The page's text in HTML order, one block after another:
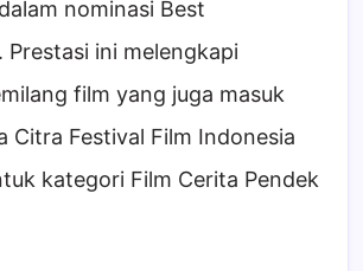
nominasi Best
Prestasi ini melengkapi
film yang juga masuk
Citra Festival Film Indonesia
kategori Film Cerita Pendek